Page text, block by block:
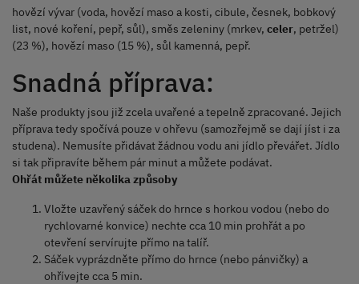
hovězí vývar (voda, hovězí maso a kosti, cibule, česnek, bobkový
list, nové koření, pepř, sůl), směs zeleniny (mrkev, celer, petržel)
(23 %), hovězí maso (15 %), sůl kamenná, pepř.
Snadná příprava:
Naše produkty jsou již zcela uvařené a tepelně zpracované. Jejich
příprava tedy spočívá pouze v ohřevu (samozřejmě se dají jíst i za
studena). Nemusíte přidávat žádnou vodu ani jídlo převářet. Jídlo
si tak připravíte během pár minut a můžete podávat.
Ohřát můžete několika způsoby
Vložte uzavřený sáček do hrnce s horkou vodou (nebo do
rychlovarné konvice) nechte cca 10 min prohřát a po
otevření servírujte přímo na talíř.
Sáček vyprázdněte přímo do hrnce (nebo pánvičky) a
ohřívejte cca 5 min.